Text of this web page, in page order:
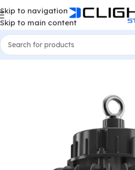
Skip to navigation
Skip to main content
LED High Bays LED UFO High Bays